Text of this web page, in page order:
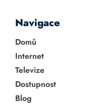
Navigace
Domů
Internet
Televize
Dostupnost
Blog